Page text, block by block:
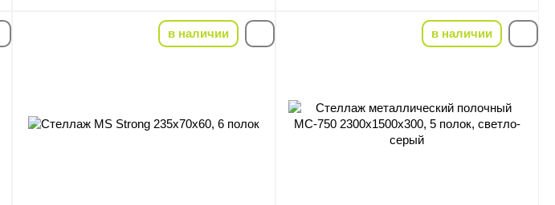
в наличии в наличии